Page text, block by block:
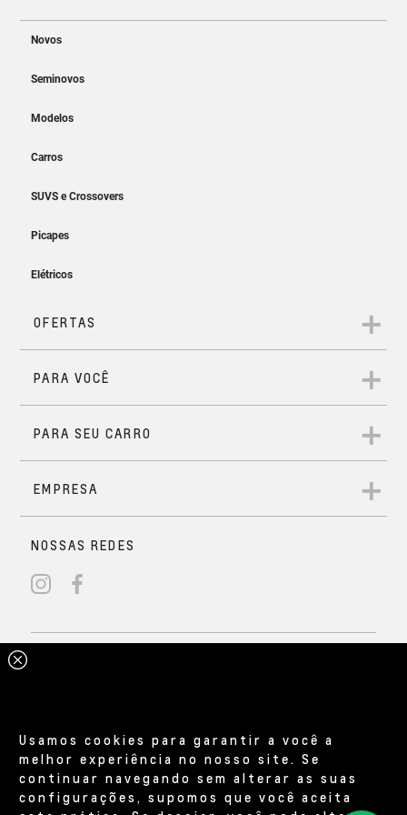
Usamos cookies para garantir a você a
melhor experiência no nosso site. Se
continuar navegando sem alterar as suas
configurações, supomos que você aceita